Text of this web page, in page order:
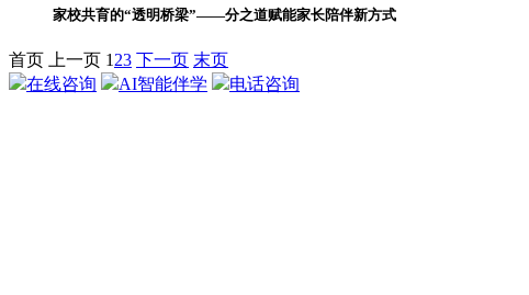
家校共育的“透明桥梁”——分之道赋能家长陪伴新方式
首页 上一页 1 23 下一页 末页
在线咨询
AI智能伴学 电话咨询